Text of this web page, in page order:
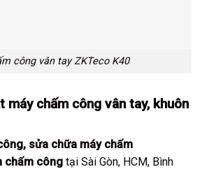
công vân tay ZKTeco K40
máy chấm công vân tay, khuôn
, sửa chữa máy chấm
chấm công tại Sài Gòn, HCM, Bình